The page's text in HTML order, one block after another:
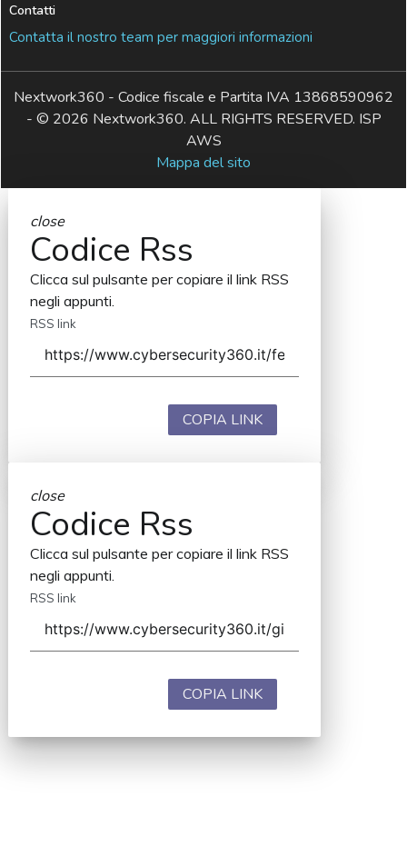
Contatti
Contatta il nostro team per maggiori informazioni
Nextwork360 - Codice fiscale e Partita IVA 13868590962
- © 2026 Nextwork360. ALL RIGHTS RESERVED. ISP
AWS
Mappa del sito
close
Codice Rss
Clicca sul pulsante per copiare il link RSS
negli appunti.
RSS link
COPIA LINK
close
Codice Rss
Clicca sul pulsante per copiare il link RSS
negli appunti.
RSS link
COPIA LINK